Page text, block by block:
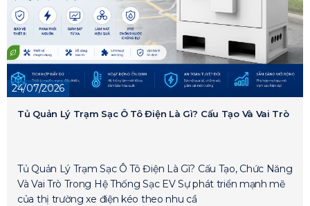
24/07/2026
Tủ Quản Lý Trạm Sạc Ô Tô Điện Là Gì? Cấu Tạo Và Vai Trò
Tủ Quản Lý Trạm Sạc Ô Tô Điện Là Gì? Cấu Tạo, Chức Năng
Và Vai Trò Trong Hệ Thống Sạc EV Sự phát triển mạnh mẽ
của thị trường xe điện kéo theo nhu cầ